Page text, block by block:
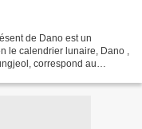
de Dano est un
le calendrier lunaire, Dano ,
correspond au